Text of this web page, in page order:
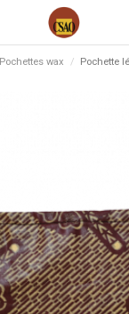
Pochettes wax Pochette